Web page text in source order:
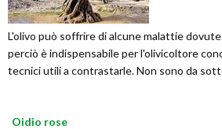
L'olivo può soffrire di alcune malattie
perciò è indispensabile per l'olivicoltore
tecnici utili a contrastarle. Non sono da
Oidio rose